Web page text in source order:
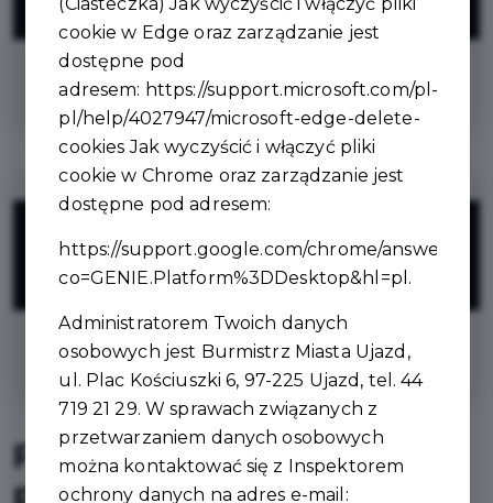
ZNIŻKI
na rolety nie objęte promocją
5%
ZNIŻKI
na obrusy nie objęte promocją
Firma AGMAR – polski
producent tekstyliów
cookie w Edge oraz zarządzanie jest
dostępne pod
adresem: https://support.microsoft.com/pl-
pl/help/4027947/microsoft-edge-delete-
cookies Jak wyczyścić i włączyć pliki
cookie w Chrome oraz zarządzanie jest
dostępne pod adresem:
https://support.google.com/chrome/answer/
co=GENIE.Platform%3DDesktop&hl=pl .
Administratorem Twoich danych
osobowych jest Burmistrz Miasta Ujazd,
ul. Plac Kościuszki 6, 97-225 Ujazd, tel. 44
719 21 29. W sprawach związanych z
przetwarzaniem danych osobowych
można kontaktować się z Inspektorem
ochrony danych na adres e-mail: